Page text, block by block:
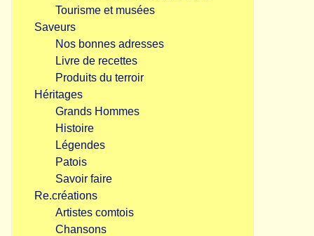
Tourisme et musées
Saveurs
Nos bonnes adresses
Livre de recettes
Produits du terroir
Héritages
Grands Hommes
Histoire
Légendes
Patois
Savoir faire
Re.créations
Artistes comtois
Chansons